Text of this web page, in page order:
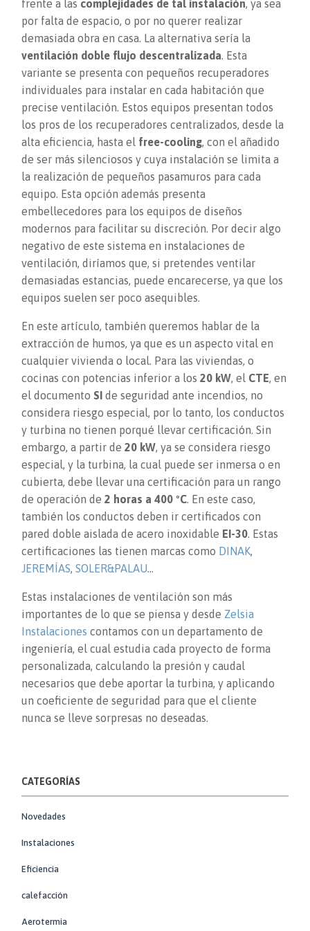
frente a las complejidades de tal instalación, ya sea
por falta de espacio, o por no querer realizar
demasiada obra en casa. La alternativa sería la
ventilación doble flujo descentralizada. Esta
variante se presenta con pequeños recuperadores
individuales para instalar en cada habitación que
precise ventilación. Estos equipos presentan todos
los pros de los recuperadores centralizados, desde la
alta eficiencia, hasta el free-cooling, con el añadido
de ser más silenciosos y cuya instalación se limita a
la realización de pequeños pasamuros para cada
equipo. Esta opción además presenta
embellecedores para los equipos de diseños
modernos para facilitar su discreción. Por decir algo
negativo de este sistema en instalaciones de
ventilación, diríamos que, si pretendes ventilar
demasiadas estancias, puede encarecerse, ya que los
equipos suelen ser poco asequibles.
En este artículo, también queremos hablar de la
extracción de humos, ya que es un aspecto vital en
cualquier vivienda o local. Para las viviendas, o
cocinas con potencias inferior a los20 kW, el CTE, en
el documentoSI de seguridad ante incendios, no
considera riesgo especial, por lo tanto, los conductos
y turbina no tienen porqué llevar certificación. Sin
embargo, a partir de20 kW, ya se considera riesgo
especial, y la turbina, la cual puede ser inmersa o en
cubierta, debe llevar una certificación para un rango
de operación de2 horas a 400 ºC. En este caso,
también los conductos deben ir certificados con
pared doble aislada de acero inoxidable EI-30. Estas
certificaciones las tienen marcas como DINAK,
JEREMÍAS,SOLER&PALAU…
Estas instalaciones de ventilación son más
importantes de lo que se piensa y desde Zelsia
Instalaciones contamos con un departamento de
ingeniería, el cual estudia cada proyecto de forma
personalizada, calculando la presión y caudal
necesarios que debe aportar la turbina, y aplicando
un coeficiente de seguridad para que el cliente
nunca se lleve sorpresas no deseadas.
CATEGORÍAS
Novedades
Instalaciones
Eficiencia
calefacción
Aerotermia